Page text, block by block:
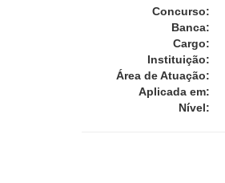
Concurso:
Banca:
Cargo:
Instituição:
Área de Atuação:
Aplicada em:
Nível: